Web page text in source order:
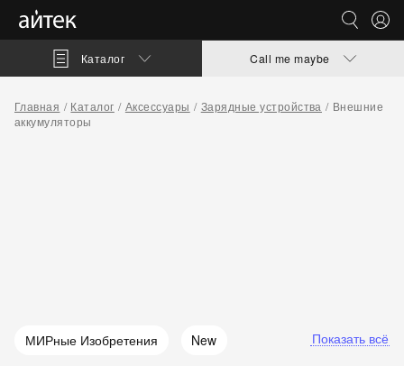
Call me maybe
Главная Каталог Аксессуары Зарядные устройства
Внешние
аккумуляторы
Каталог
МИРные Изобретения New Показать всё